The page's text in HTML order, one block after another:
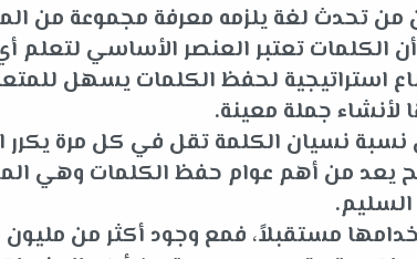
تحدث لغة يلزمه معرفة مجموعة من
الكلمات تعتبر العنصر الأساسي
استراتيجية لحفظ الكلمات يسهل
لأنشاء جملة معينة.
نسبة نسيان الكلمة تقل في كل مرة
من أهم عوام حفظ الكلمات وهي
السليم.
مستقبلاً، فمع وجود أكثر من مليون